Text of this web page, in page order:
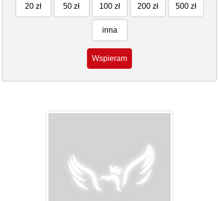
20 zł 50 zł 100 zł 200 zł 500 zł
inna
Wspieram